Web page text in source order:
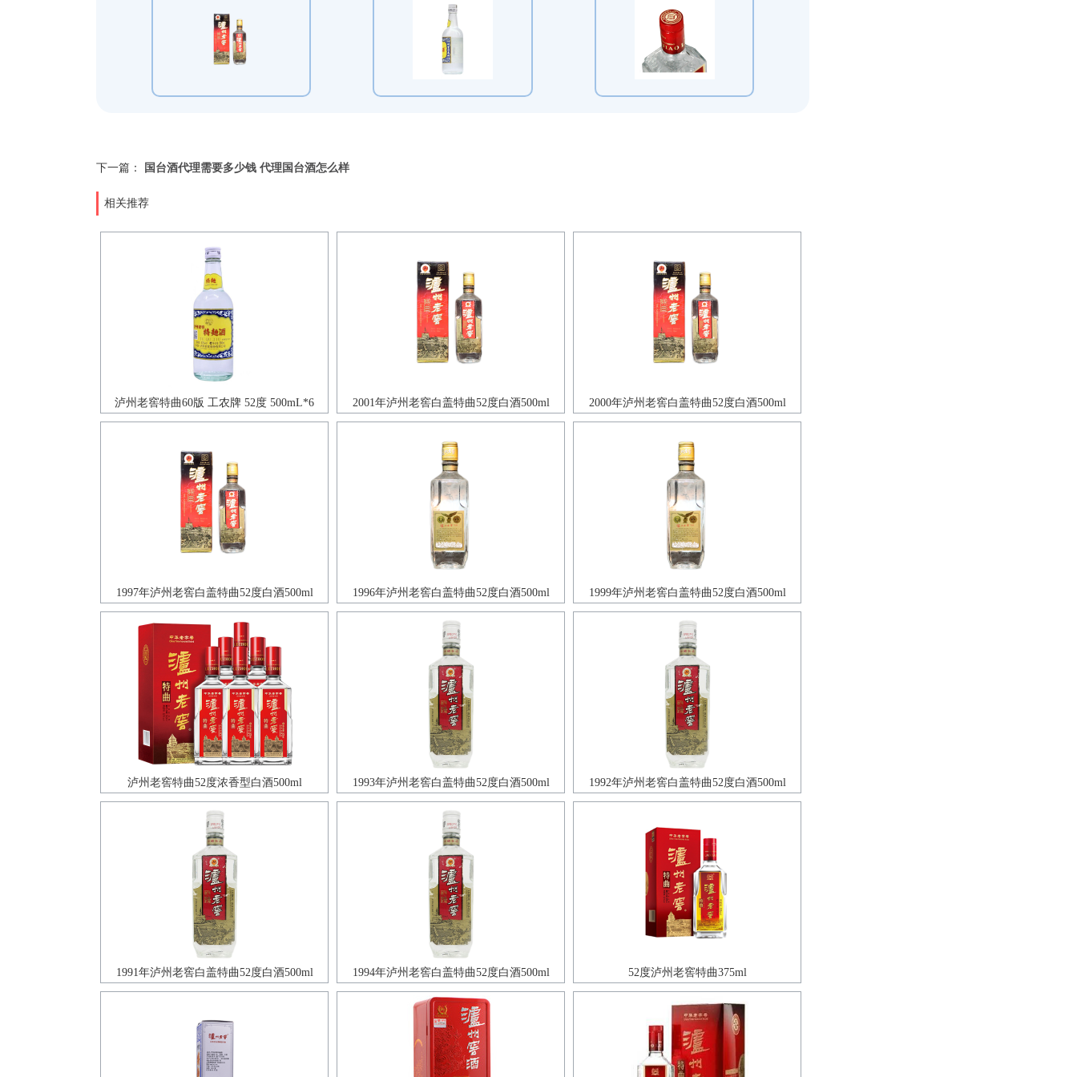
下一篇： 国台酒代理需要多少钱 代理国台酒怎么样
相关推荐
泸州老窖特曲60版 工农牌 52度 500mL*6 2001年泸州老窖白盖特曲52度白酒500ml 2000年泸州老窖白盖特曲52度白酒500ml
1997年泸州老窖白盖特曲52度白酒500ml 1996年泸州老窖白盖特曲52度白酒500ml 1999年泸州老窖白盖特曲52度白酒500ml
泸州老窖特曲52度浓香型白酒500ml 1993年泸州老窖白盖特曲52度白酒500ml 1992年泸州老窖白盖特曲52度白酒500ml
1991年泸州老窖白盖特曲52度白酒500ml 1994年泸州老窖白盖特曲52度白酒500ml 52度泸州老窖特曲375ml